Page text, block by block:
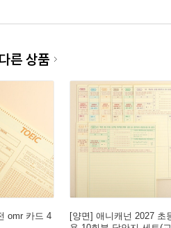
른 상품
omr 카드 4
[양면] 애니캐넌 2027 초